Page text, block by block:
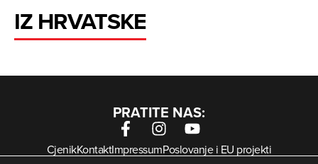
IZ HRVATSKE
PRATITE NAS:
CjenikKontaktImpressumPoslovanje i EU projekti